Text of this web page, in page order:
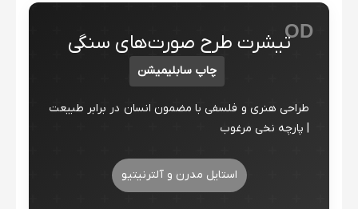
ODتیشرت طرح صورت‌های سنگی
چاپ سابلیمیشن
طراحی هنری و فلسفی با مضمون انسان در برابر طبیعت
| پارچه نخی مرغوب
استایل مدرن و آلترنیتیو